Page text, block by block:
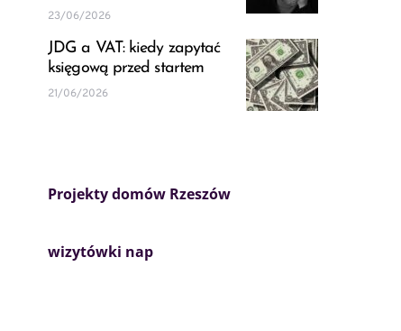
23/06/2026
JDG a VAT: kiedy zapytać
księgową przed startem
21/06/2026
Projekty domów Rzeszów
wizytówki nap